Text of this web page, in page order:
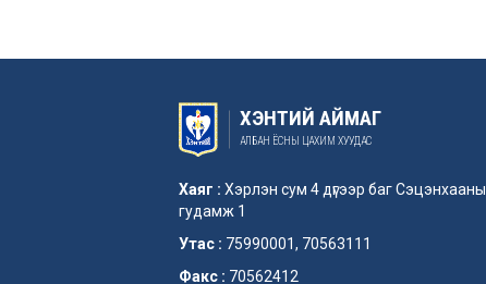
ХЭНТИЙ АЙМАГ
АЛБАН ЁСНЫ ЦАХИМ ХУУДАС
Хаяг : Хэрлэн сум 4 дүгээр баг Сэцэнхааны
гудамж 1
Утас : 75990001, 70563111
Факс : 70562412